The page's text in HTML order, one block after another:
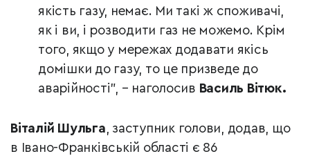
якість газу, немає. Ми такі ж споживачі,
як і ви, і розводити газ не можемо. Крім
того, якщо у мережах додавати якісь
домішки до газу, то це призведе до
аварійності", – наголосив Василь Вітюк.
Віталій Шульга, заступник голови, додав, що
в Івано-Франківській області є 86